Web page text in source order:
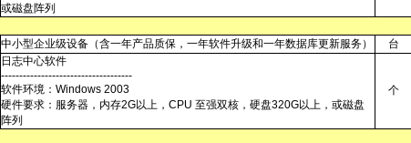
或磁盘阵列
中小型企业级设备（含一年产品质保，一年软件升级和一年数据库更新服务） 台
日志中心软件
------------------------------------
软件环境：Windows 2003
硬件要求：服务器，内存2G以上，CPU 至强双核，硬盘320G以上，或磁盘
阵列
个